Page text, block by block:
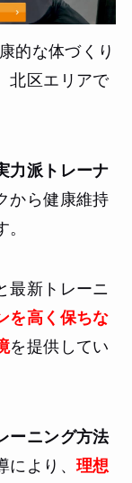
的な体づくり
北区エリアで
力派トレーナ
から健康維持
最新トレーニ
を高く保ちな
を提供してい
ーニング方法
より、 理想